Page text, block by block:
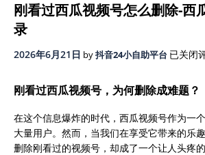
刚看过西瓜视频号怎么删除-西
录
2026年6月21日 by抖音24小自助平台 刚
过
西
瓜
视
频
已关闭
刚看过西瓜视频号，为何删除成难题？
在这个信息爆炸的时代，西瓜视频号作为一
大量用户。然而，当我们在享受它带来的乐
删除刚看过的视频号，却成了一个让人头疼